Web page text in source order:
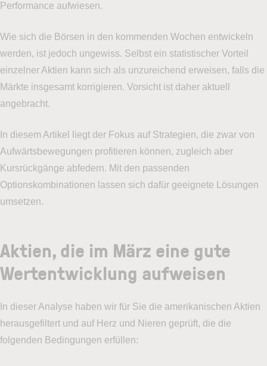
Performance aufwiesen.
Wie sich die Börsen in den kommenden Wochen entwickeln
werden, ist jedoch ungewiss. Selbst ein statistischer Vorteil
einzelner Aktien kann sich als unzureichend erweisen, falls die
Märkte insgesamt korrigieren. Vorsicht ist daher aktuell
angebracht.
In diesem Artikel liegt der Fokus auf Strategien, die zwar von
Aufwärtsbewegungen profitieren können, zugleich aber
Kursrückgänge abfedern. Mit den passenden
Optionskombinationen lassen sich dafür geeignete Lösungen
umsetzen.
Aktien, die im März eine gute
Wertentwicklung aufweisen
In dieser Analyse haben wir für Sie die amerikanischen Aktien
herausgefiltert und auf Herz und Nieren geprüft, die die
folgenden Bedingungen erfüllen: